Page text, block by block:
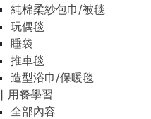
純棉柔紗包巾/被毯
玩偶毯
睡袋
推車毯
造型浴巾/保暖毯
▏用餐學習
全部內容